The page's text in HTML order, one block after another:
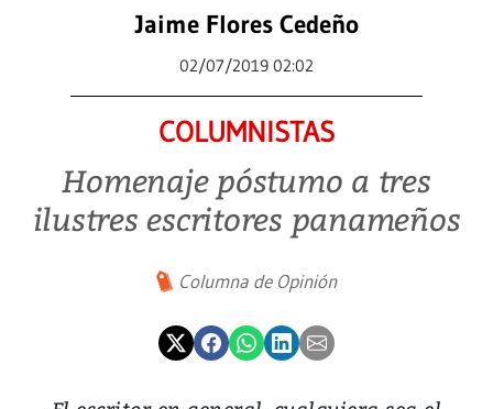
Jaime Flores Cedeño
02/07/2019 02:02
COLUMNISTAS
Homenaje póstumo a tres
ilustres escritores panameños
Columna de Opinión